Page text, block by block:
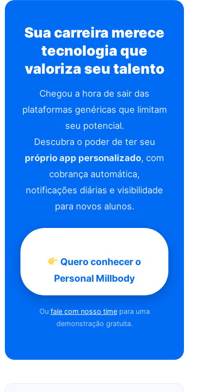
Sua carreira merece
tecnologia que
valoriza seu talento
Chegou a hora de sair das
plataformas genéricas que limitam
seu potencial.
Descubra o poder de ter seu
próprio app personalizado, com
cobrança automática,
notificações diárias e visibilidade
para novos alunos.
Quero conhecer o
Personal Millbody
Ou fale com nosso timepara uma
demonstração gratuita.